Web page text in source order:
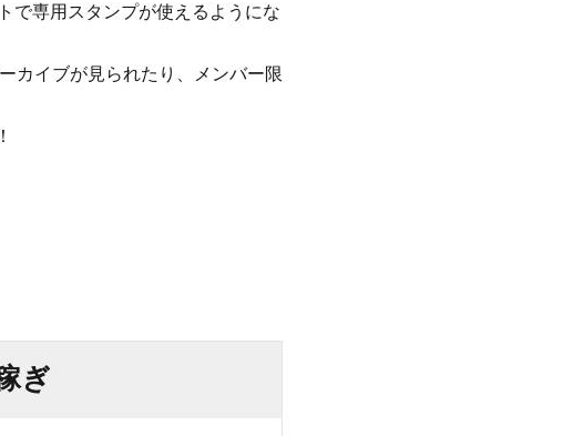
で専用スタンプが使えるようにな
カイブが見られたり、メンバー限
ぎ